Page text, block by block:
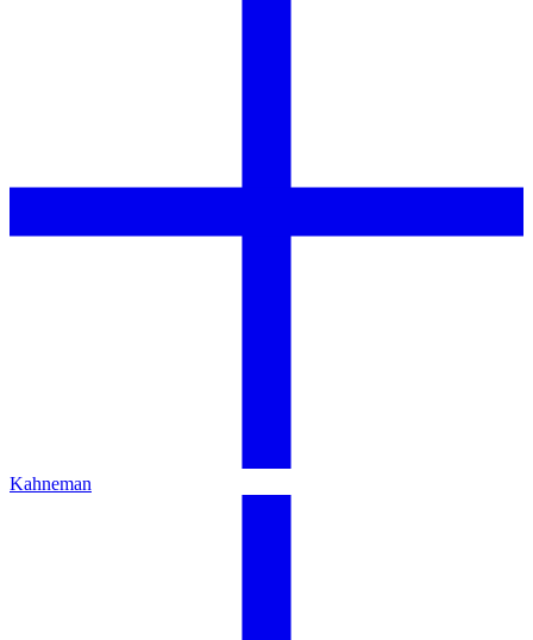
Kahneman